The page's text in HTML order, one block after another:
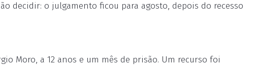
decidir: o julgamento ficou para agosto, depois do recesso
Moro, a 12 anos e um mês de prisão. Um recurso foi